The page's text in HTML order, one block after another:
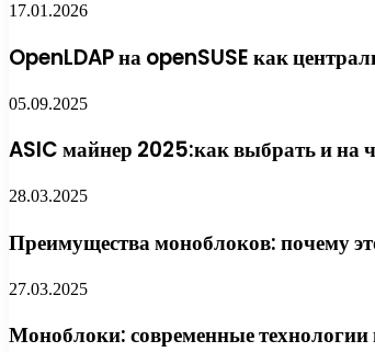
17.01.2026
OpenLDAP на openSUSE как
05.09.2025
ASIC майнер 2025:как выбрать и на
28.03.2025
Преимущества моноблоков: почему
27.03.2025
Моноблоки: современные